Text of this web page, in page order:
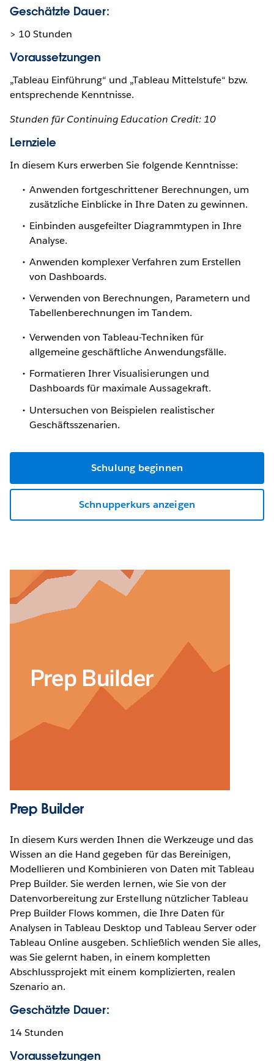
Geschätzte Dauer:
> 10 Stunden
Voraussetzungen
„Tableau Einführung“ und „Tableau Mittelstufe“ bzw.
entsprechende Kenntnisse.
Stunden für Continuing Education Credit: 10
Lernziele
In diesem Kurs erwerben Sie folgende Kenntnisse:
Anwenden fortgeschrittener Berechnungen, um
zusätzliche Einblicke in Ihre Daten zu gewinnen.
Einbinden ausgefeilter Diagrammtypen in Ihre
Analyse.
Anwenden komplexer Verfahren zum Erstellen
von Dashboards.
Verwenden von Berechnungen, Parametern und
Tabellenberechnungen im Tandem.
Verwenden von Tableau-Techniken für
allgemeine geschäftliche Anwendungsfälle.
Formatieren Ihrer Visualisierungen und
Dashboards für maximale Aussagekraft.
Untersuchen von Beispielen realistischer
Geschäftsszenarien.
Schulung beginnen
Schnupperkurs anzeigen
Prep Builder
In diesem Kurs werden Ihnen die Werkzeuge und das
Wissen an die Hand gegeben für das Bereinigen,
Modellieren und Kombinieren von Daten mit Tableau
Prep Builder. Sie werden lernen, wie Sie von der
Datenvorbereitung zur Erstellung nützlicher Tableau
Prep Builder Flows kommen, die Ihre Daten für
Analysen in Tableau Desktop und Tableau Server oder
Tableau Online ausgeben. Schließlich wenden Sie alles,
was Sie gelernt haben, in einem kompletten
Abschlussprojekt mit einem komplizierten, realen
Szenario an.
Geschätzte Dauer:
14 Stunden
Voraussetzungen